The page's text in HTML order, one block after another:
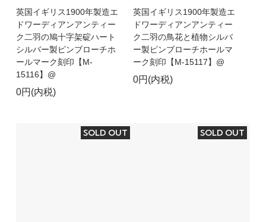
英国イギリス1900年製造エ
ドワーディアンアンティー
ク二羽の鳩十字架碇ハート
シルバー製ピンブローチホ
ールマーク刻印【M-
15116】@
0円(内税)
英国イギリス1900年製造エ
ドワーディアンアンティー
ク二羽の鳥花と植物シルバ
ー製ピンブローチホールマ
ーク刻印【M-15117】@
0円(内税)
SOLD OUT SOLD OUT